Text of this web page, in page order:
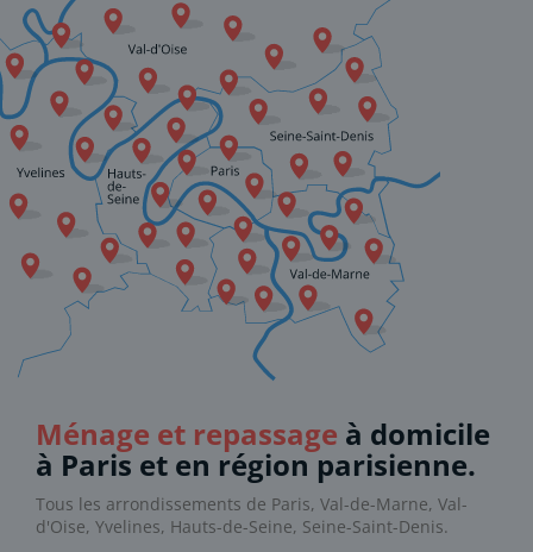
Ménage et repassage à domicile
à Paris et en région parisienne.
Tous les arrondissements de Paris, Val-de-Marne, Val-
d'Oise, Yvelines, Hauts-de-Seine, Seine-Saint-Denis.